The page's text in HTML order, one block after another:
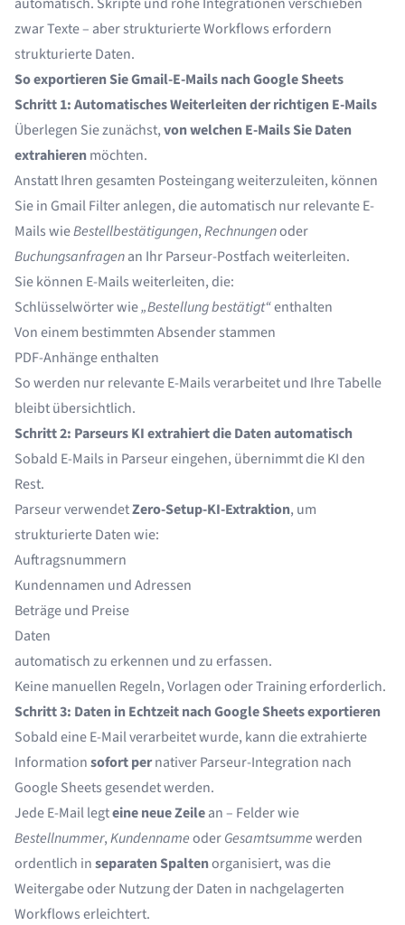
zwar Texte – aber strukturierte Workflows erfordern
strukturierte Daten.
So exportieren Sie Gmail-E-Mails nach Google Sheets
Schritt 1: Automatisches Weiterleiten der richtigen E-Mails
Überlegen Sie zunächst,von welchen E-Mails Sie Daten
extrahierenmöchten.
Anstatt Ihren gesamten Posteingang weiterzuleiten, können
Sie in Gmail Filter anlegen, die automatisch nur relevante E-
Mails wieBestellbestätigungen,Rechnungenoder
Buchungsanfragenan Ihr Parseur-Postfach weiterleiten.
Sie können E-Mails weiterleiten, die:
Schlüsselwörter wie„Bestellung bestätigt“enthalten
Von einem bestimmten Absender stammen
PDF-Anhänge enthalten
So werden nur relevante E-Mails verarbeitet und Ihre Tabelle
bleibt übersichtlich.
Schritt 2: Parseurs KI extrahiert die Daten automatisch
Sobald E-Mails in Parseur eingehen, übernimmt die KI den
Rest.
Parseur verwendetZero-Setup-KI-Extraktion, um
strukturierte Daten wie:
Auftragsnummern
Kundennamen und Adressen
Beträge und Preise
Daten
automatisch zu erkennen und zu erfassen.
Keine manuellen Regeln, Vorlagen oder Training erforderlich.
Schritt 3: Daten in Echtzeit nach Google Sheets exportieren
Sobald eine E-Mail verarbeitet wurde, kann die extrahierte
Informationsofort pernativer Parseur-Integration nach
Google Sheets gesendet werden.
Jede E-Mail legteine neue Zeilean – Felder wie
Bestellnummer,KundennameoderGesamtsummewerden
ordentlich inseparaten Spaltenorganisiert, was die
Weitergabe oder Nutzung der Daten in nachgelagerten
Workflows erleichtert.